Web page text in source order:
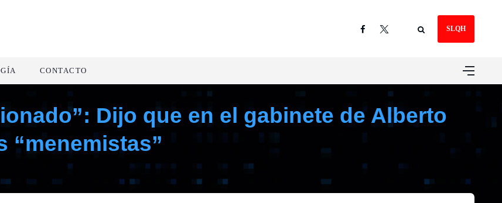
SLQH
CONTACTO
Dijo que en el gabinete de Alberto
“menemistas”